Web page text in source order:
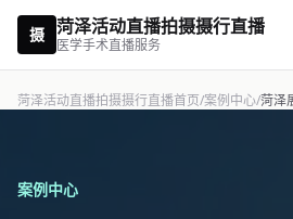
摄 菏泽活动直播拍摄摄行直播
医学手术直播服务
菏泽活动直播拍摄摄行直播首页/案例中心/菏泽
案例中心